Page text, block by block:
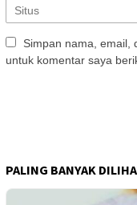
Simpan nama, email,
untuk komentar saya
PALING BANYAK